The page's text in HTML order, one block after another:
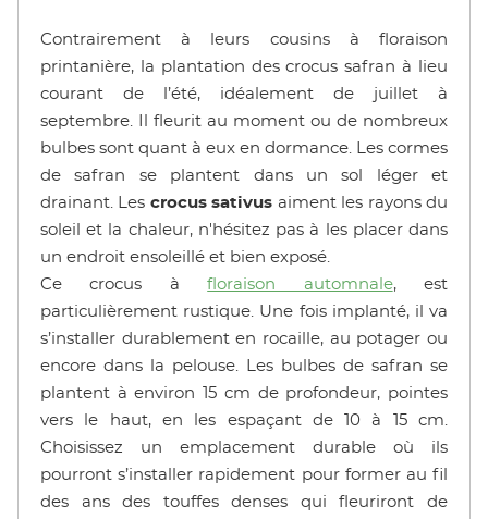
Contrairement à leurs cousins à floraison
printanière, la plantation des crocus safran à lieu
courant de l’été, idéalement de juillet à
septembre. Il fleurit au moment ou de nombreux
bulbes sont quant à eux en dormance. Les cormes
de safran se plantent dans un sol léger et
drainant. Les crocus sativus aiment les rayons du
soleil et la chaleur, n'hésitez pas à les placer dans
un endroit ensoleillé et bien exposé.
Ce crocus àfloraison automnale, est
particulièrement rustique. Une fois implanté, il va
s’installer durablement en rocaille, au potager ou
encore dans la pelouse. Les bulbes de safran se
plantent à environ 15 cm de profondeur, pointes
vers le haut, en les espaçant de 10 à 15 cm.
Choisissez un emplacement durable où ils
pourront s’installer rapidement pour former au fil
des ans des touffes denses qui fleuriront de